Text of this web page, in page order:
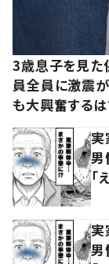
3歳息子を見た
員全員に激震
も大興奮するは
男
「
男